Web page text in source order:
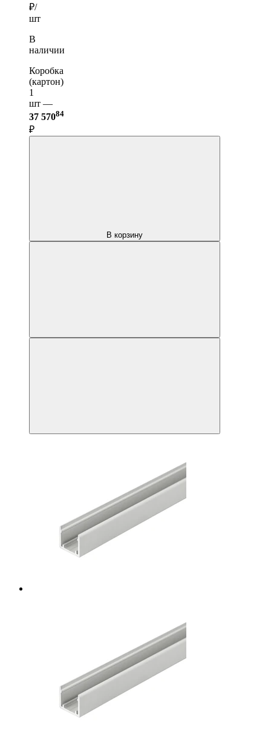
₽/
шт
В
наличии
Коробка
(картон)
1
шт —
37 57084
₽
В корзину